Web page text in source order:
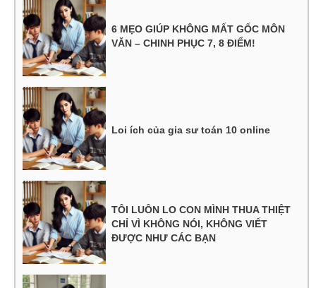
6 MẸO GIÚP KHÔNG MẤT GỐC MÔN
VĂN – CHINH PHỤC 7, 8 ĐIỂM!
Loi ích của gia sư toán 10 online
TÔI LUÔN LO CON MÌNH THUA THIỆT
CHỈ VÌ KHÔNG NÓI, KHÔNG VIẾT
ĐƯỢC NHƯ CÁC BẠN